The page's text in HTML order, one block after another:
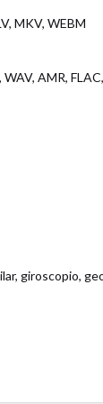
MKV, WEBM
AMR,
giroscopio,